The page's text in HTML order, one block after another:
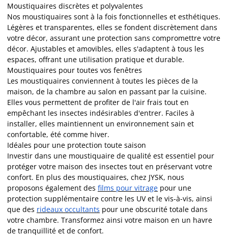
Moustiquaires discrètes et polyvalentes
Nos moustiquaires sont à la fois fonctionnelles et esthétiques.
Légères et transparentes, elles se fondent discrètement dans
votre décor, assurant une protection sans compromettre votre
décor. Ajustables et amovibles, elles s'adaptent à tous les
espaces, offrant une utilisation pratique et durable.
Moustiquaires pour toutes vos fenêtres
Les moustiquaires conviennent à toutes les pièces de la
maison, de la chambre au salon en passant par la cuisine.
Elles vous permettent de profiter de l'air frais tout en
empêchant les insectes indésirables d'entrer. Faciles à
installer, elles maintiennent un environnement sain et
confortable, été comme hiver.
Idéales pour une protection toute saison
Investir dans une moustiquaire de qualité est essentiel pour
protéger votre maison des insectes tout en préservant votre
confort. En plus des moustiquaires, chez JYSK, nous
proposons également des films pour vitrage pour une
protection supplémentaire contre les UV et le vis-à-vis, ainsi
que des rideaux occultants pour une obscurité totale dans
votre chambre. Transformez ainsi votre maison en un havre
de tranquillité et de confort.